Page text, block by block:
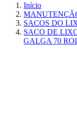
Início
SACOS DO
SACO DE
GALGA 70